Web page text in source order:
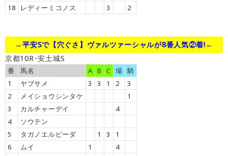
18
レディーミコノス 3 2
→平安Sで【穴ぐさ】ヴァルツァーシャルが8番人気②着!←
京都10R･安土城S
番 馬名 A B C 場 騎
1
ヤブサメ 3 3 1 2
3
2
メイショウシンタケ
1
3
カルチャーデイ
4
4
ソウテン
5
タガノエルピーダ 1 3
1
6
ムイ 1
4